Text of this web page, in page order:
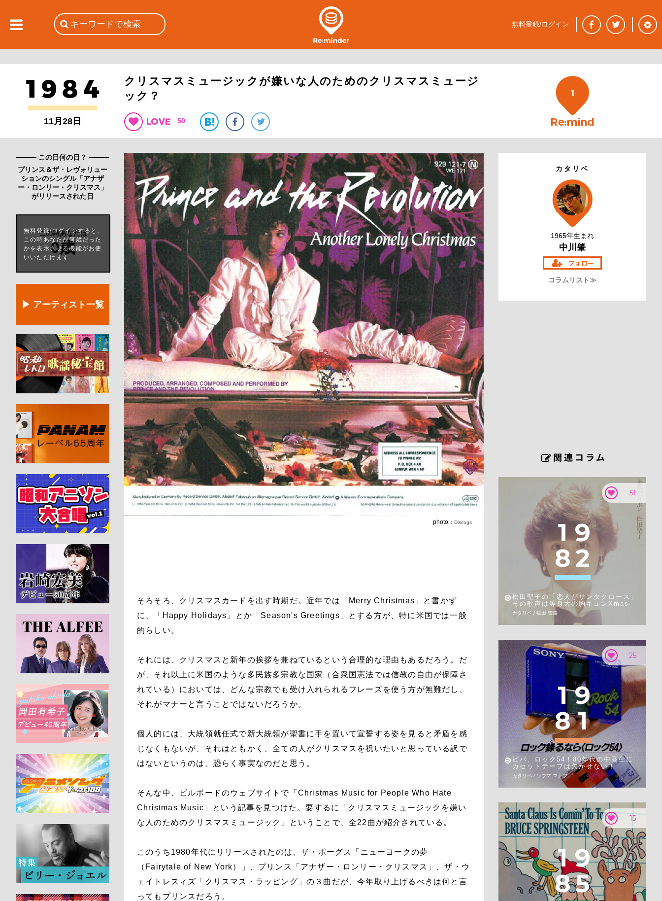
11月28日
クリスマスミュージックが嫌いな人のためのクリスマスミュージ
ック？
50
1
この日何の日？
プリンス＆ザ・レヴォリュー
ションのシングル「アナザ
ー・ロンリー・クリスマス」
がリリースされた日
この時あなたは
0歳
無料登録/ログインすると、
この時あなたが何歳だった
かを表示させる機能がお使
いいただけます
▶ アーティスト一覧
photo： Discogs
そろそろ、クリスマスカードを出す時期だ。近年では「Merry Christmas」と書かず
に、「Happy Holidays」とか「Season's Greetings」とする方が、特に米国では一般
的らしい。
それには、クリスマスと新年の挨拶を兼ねているという合理的な理由もあるだろう。だ
が、それ以上に米国のような多民族多宗教な国家（合衆国憲法では信教の自由が保障さ
れている）においては、どんな宗教でも受け入れられるフレーズを使う方が無難だし、
それがマナーと言うことではないだろうか。
個人的には、大統領就任式で新大統領が聖書に手を置いて宣誓する姿を見ると矛盾を感
じなくもないが、それはともかく、全ての人がクリスマスを祝いたいと思っている訳で
はないというのは、恐らく事実なのだと思う。
そんな中、ビルボードのウェブサイトで「Christmas Music for People Who Hate
Christmas Music」という記事を見つけた。要するに「クリスマスミュージックを嫌い
な人のためのクリスマスミュージック」ということで、全22曲が紹介されている。
このうち1980年代にリリースされたのは、ザ・ポーグス「ニューヨークの夢
（Fairytale of New York）」、プリンス「アナザー・ロンリー・クリスマス」、ザ・ウ
ェイトレスィズ「クリスマス・ラッピング」の３曲だが、今年取り上げるべきは何と言
ってもプリンスだろう。
カタリベ
1965年生まれ
中川肇
コラムリスト≫
51
1 9
82
松田聖子の「恋人がサンタクロース」
その歌声は等身大の胸キュンXmas
カタリベ / 稲田 雪路
25
1 9
8 1
ビバ、ロック54！80年代の中高生に
カセットテープは欠かせない！
カタリベ / ソウマ マナブ
15
1 9
85
無料登録/ログイン